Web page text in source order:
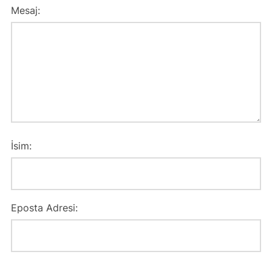
Mesaj:
İsim:
Eposta Adresi: